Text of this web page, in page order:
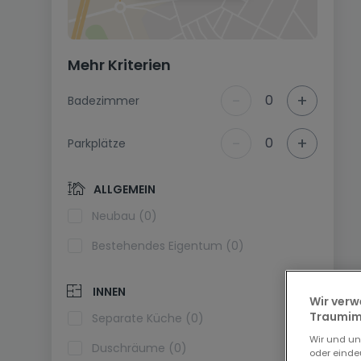
Mehr Kriterien
Badezimmer 0 +
Parkplätze 0 +
ALLGEMEIN
Neubau (0)
Bestehendes Eigentum (0)
INNEN
Separate Küche (0)
Duschräume (0)
Wir
Wir und
oder